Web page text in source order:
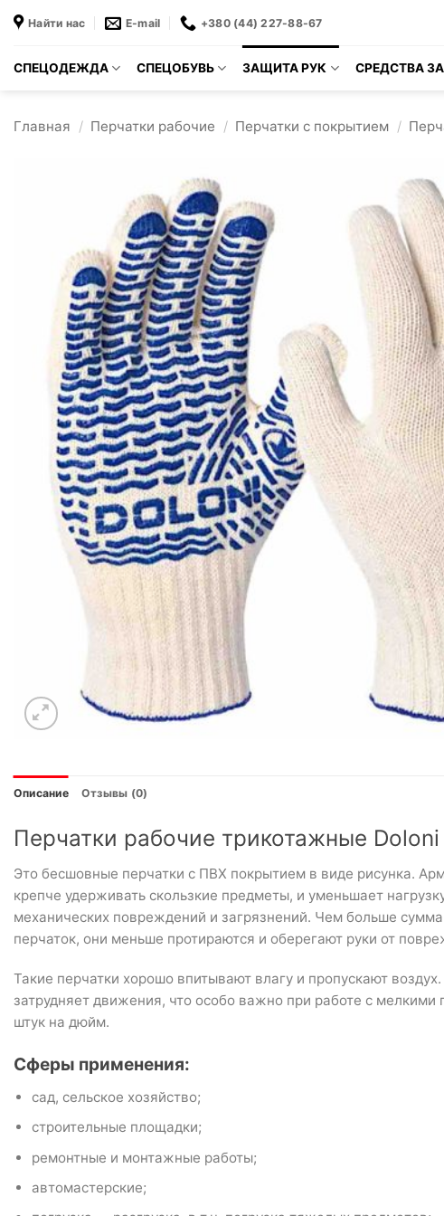
Найти нас E-mail +380 (44) 227-88-67
СПЕЦОДЕЖДА СПЕЦОБУВЬ ЗАЩИТА РУК СРЕДСТВА
Главная / Перчатки рабочие / Перчатки с покрытием /
Описание Отзывы (0)
Перчатки рабочие трикотажные
Это бесшовные перчатки с ПВХ покрытием в виде рисунка.
крепче удерживать скользкие предметы, и уменьшает
механических повреждений и загрязнений. Чем больше
перчаток, они меньше протираются и оберегают руки от
Такие перчатки хорошо впитывают влагу и пропускают
затрудняет движения, что особо важно при работе с
штук на дюйм.
Сферы применения:
сад, сельское хозяйство;
строительные площадки;
ремонтные и монтажные работы;
автомастерские;